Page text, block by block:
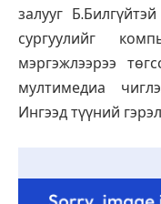
залууг
сургуулийг
мэргэжлээрээ
мултимедиа
Ингээд түүний